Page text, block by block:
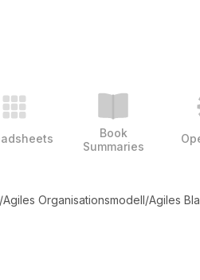
Book
Summaries
/Agiles Organisationsmodell/Agiles